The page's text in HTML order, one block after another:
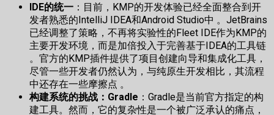
IDE的统一 ：目前，KMP的开发体验已经全面整合到开
发者熟悉的IntelliJ IDEA和Android Studio中 。JetBrains
已经调整了策略，不再将实验性的Fleet IDE作为KMP的
主要开发环境，而是加倍投入于完善基于IDEA的工具链
。官方的KMP插件提供了项目创建向导和集成化工具，
尽管一些开发者仍然认为，与纯原生开发相比，其流程
中还存在一些摩擦点 。
构建系统的挑战：Gradle ：Gradle是当前官方指定的构
建工具。然而，它的复杂性是一个被广泛承认的痛点，